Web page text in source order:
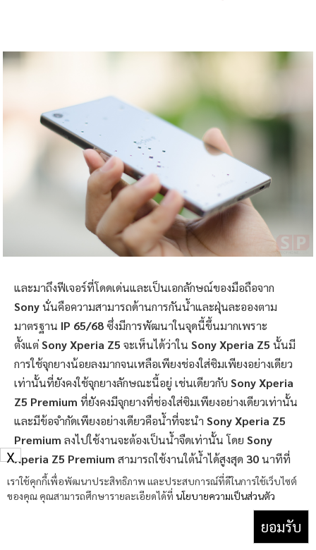
และมาถึงฟีเจอร์ที่โดดเด่นและเป็นเอกลักษณ์ของมือถือจาก
Sonyนั่นคือความสามารถด้านการกันน้ำและฝุ่นละอองตาม
มาตรฐาน IP 65/68ซึ่งมีการพัฒนาในจุดนี้ขึ้นมากเพราะ
ตั้งแต่Sony Xperia Z5 จะเห็นได้ว่าใน Sony Xperia Z5 นั้นมี
การใช้จุกยางน้อยลงมากจนเหลือเพียงช่องใส่ซิมเพียงอย่างเดียว
เท่านั้นที่ยังคงใช้จุกยางลักษณะนี้อยู่ เช่นเดียวกับ Sony Xperia
Z5 Premium ที่ยังคงมีจุกยางที่ช่องใส่ซิมเพียงอย่างเดียวเท่านั้น
และมีข้อจำกัดเพียงอย่างเดียวคือน้ำที่จะนำ Sony Xperia Z5
Premium ลงไปใช้งานจะต้องเป็นน้ำจืดเท่านั้น โดย Sony
Xperia Z5 Premium สามารถใช้งานใต้น้ำได้สูงสุด 30นาทีที่
ความลึกระดับ1.5เมตร
เราใช้คุกกี้เพื่อพัฒนาประสิทธิภาพ และประสบการณ์ที่ดีในการใช้เว็บไซต์
ของคุณ คุณสามารถศึกษารายละเอียดได้ที่ นโยบายความเป็นส่วนตัว
ยอมรับ
X